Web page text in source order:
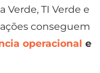
Verde, TI Verde e
conseguem
operacional e